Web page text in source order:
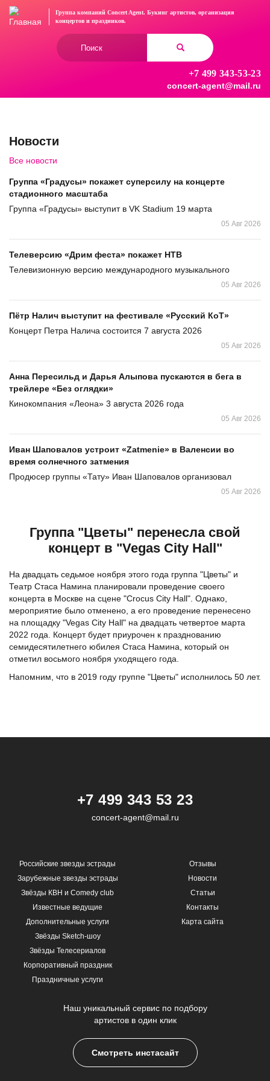
Перейти
Группа компаний Concert Agent. Букинг артистов, организация
концертови праздников.
+7 499 343-53-23
concert-agent@mail.ru
Новости
Все новости
Группа «Градусы» покажет суперсилу на концерте
стадионного масштаба
Группа «Градусы» выступит в VK Stadium 19 марта
05 Авг 2026
Телеверсию «Дрим феста» покажет НТВ
Телевизионную версию международного музыкального
05 Авг 2026
Пётр Налич выступит на фестивале «Русский КоТ»
Концерт Петра Налича состоится 7 августа 2026
05 Авг 2026
Анна Пересильд и Дарья Алыпова пускаются в бега в
трейлере «Без оглядки»
Кинокомпания «Леона» 3 августа 2026 года
05 Авг 2026
Иван Шаповалов устроит «Zatmenie» в Валенсии во
время солнечного затмения
Продюсер группы «Тату» Иван Шаповалов организовал
05 Авг 2026
Группа "Цветы" перенесла свой
концерт в "Vegas City Hall"
На двадцать седьмое ноября этого года группа "Цветы" и
Театр Стаса Намина планировали проведение своего
концерта в Москве на сцене "Crocus City Hall". Однако,
мероприятие было отменено, а его проведение перенесено
на площадку "Vegas City Hall" на двадцать четвертое марта
2022 года. Концерт будет приурочен к празднованию
семидесятилетнего юбилея Стаса Намина, который он
отметил восьмого ноября уходящего года.
Напомним, что в 2019 году группе "Цветы" исполнилось 50 лет.
+7 499 343 53 23
concert-agent@mail.ru
Российские звезды эстрады
Зарубежные звезды эстрады
Звёзды КВН и Comedy club
Известные ведущие
Дополнительные услуги
Звёзды Sketch-шоу
Звёзды Телесериалов
Корпоративный праздник
Праздничные услуги
Отзывы
Новости
Статьи
Контакты
Карта сайта
Наш уникальный сервис по подбору
артистов в один клик
Смотреть инстасайт